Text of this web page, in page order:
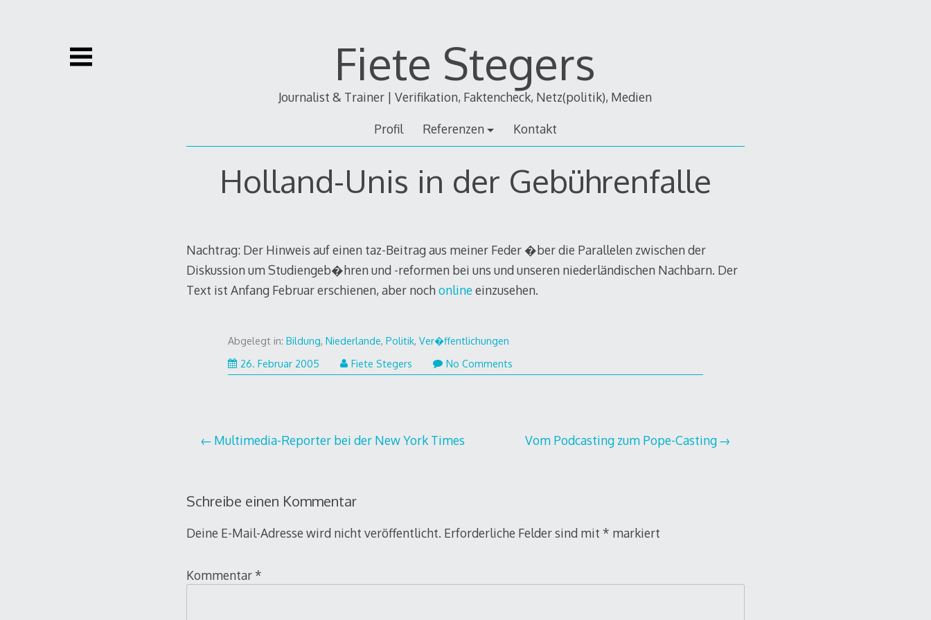
Fiete Stegers
Journalist & Trainer | Verifikation, Faktencheck, Netz(politik), Medien
Profil Referenzen Kontakt
Holland-Unis in der Gebührenfalle
Nachtrag: Der Hinweis auf einen taz-Beitrag aus meiner Feder �ber die Parallelen zwischen der
Diskussion um Studiengeb�hren und -reformen bei uns und unseren niederländischen Nachbarn. Der
Text ist Anfang Februar erschienen, aber nochonlineeinzusehen.
Abgelegt in:Bildung,Niederlande,Politik,Ver�ffentlichungen
26. Februar 2005
August
Fiete Stegers No Comments
Beitragsnavigation
Multimedia-Reporter bei der New York Times Vom Podcasting zum Pope-Casting
Schreibe einen Kommentar
Deine E-Mail-Adresse wird nicht veröffentlicht. Erforderliche Felder sind mit * markiert
Kommentar *